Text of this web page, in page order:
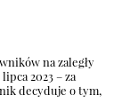
na zaległy
2023 – za
decyduje o tym,